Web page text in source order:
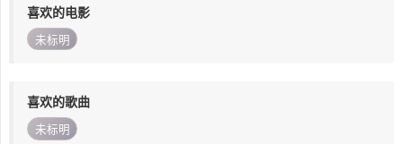
喜欢的电影
未标明
喜欢的歌曲
未标明